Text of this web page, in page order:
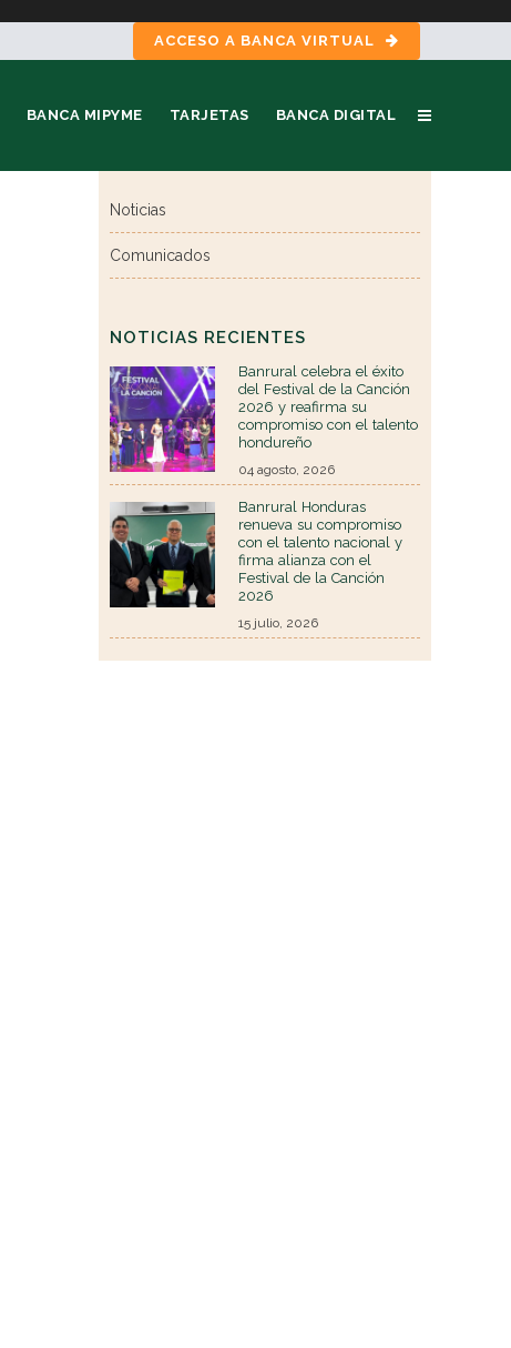
ACCESO A BANCA VIRTUAL
BANCA MIPYME TARJETAS BANCA DIGITAL
Noticias
Comunicados
NOTICIAS RECIENTES
Banrural celebra el éxito
del Festival de la Canción
2026 y reafirma su
compromiso con el talento
hondureño
04 agosto, 2026
Banrural Honduras
renueva su compromiso
con el talento nacional y
firma alianza con el
Festival de la Canción
2026
15 julio, 2026